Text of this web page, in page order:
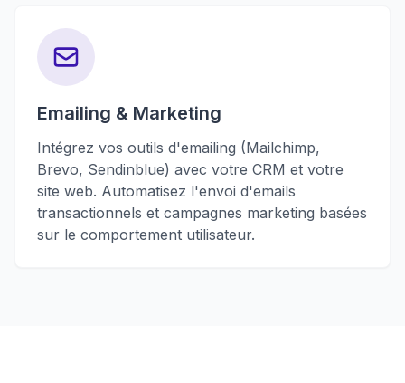
Emailing & Marketing
Intégrez vos outils d'emailing (Mailchimp,
Brevo, Sendinblue) avec votre CRM et votre
site web. Automatisez l'envoi d'emails
transactionnels et campagnes marketing basées
sur le comportement utilisateur.